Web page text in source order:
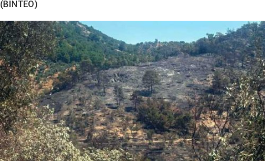
(ΒΙΝΤΕΟ)